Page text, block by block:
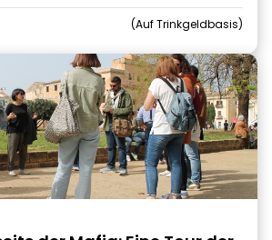
Auf Trinkgeldbasis